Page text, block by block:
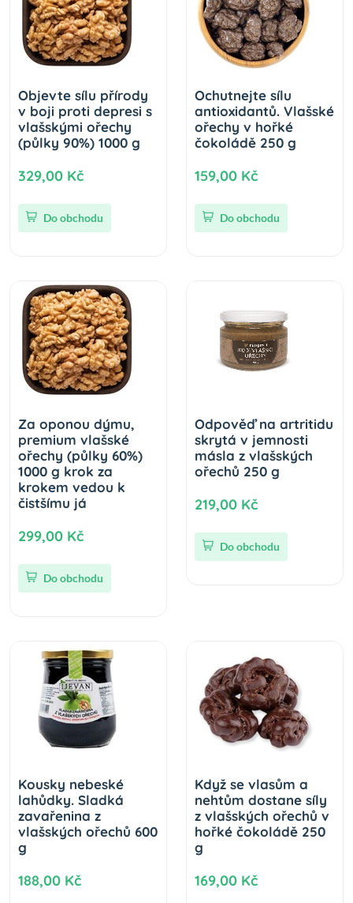
Objevte sílu přírody
v boji proti depresi s
vlašskými ořechy
(půlky 90%) 1000 g
329,00 Kč
Do obchodu
Ochutnejte sílu
antioxidantů. Vlašské
ořechy v hořké
čokoládě 250 g
159,00 Kč
Do obchodu
Za oponou dýmu,
premium vlašské
ořechy (půlky 60%)
1000 g krok za
krokem vedou k
čistšímu já
299,00 Kč
Do obchodu
Odpověď na artritidu
skrytá v jemnosti
másla z vlašských
ořechů 250 g
219,00 Kč
Do obchodu
Kousky nebeské
lahůdky. Sladká
zavařenina z
vlašských ořechů 600
g
188,00 Kč
Když se vlasům a
nehtům dostane síly
z vlašských ořechů v
hořké čokoládě 250
g
169,00 Kč